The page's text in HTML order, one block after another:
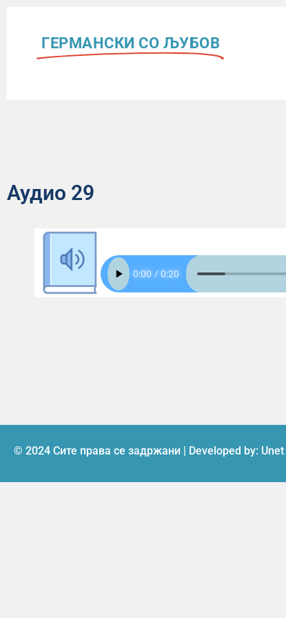
ГЕРМАНСКИ СО ЉУБОВ
Аудио 29
© 2024 Сите права се задржани | Developed by: Unet